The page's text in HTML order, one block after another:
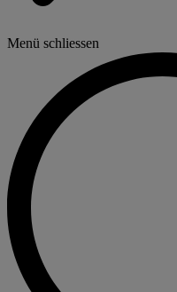
Menü schliessen